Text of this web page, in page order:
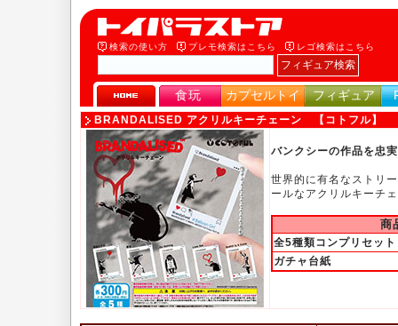
検索の使い方 プレモ検索はこちら レゴ検索はこちら
食玩 カプセルトイ フィギュア
BRANDALISED アクリルキーチェーン 【コトフル】
バンクシーの作品を忠
世界的に有名なストリ
ールなアクリルキーチ
商
全5種類コンプリセット
ガチャ台紙